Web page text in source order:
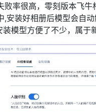
败率很高，零刻版本飞牛
,安装好相册后模型会自
模型方便了不少，属于